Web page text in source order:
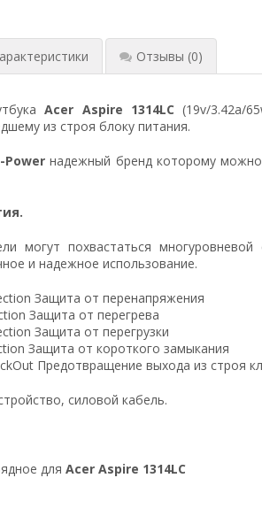
Отзывы (0)
Acer Aspire 1314LC (19v/3.42a/
из строя блоку питания.
Powerнадежный бренд которому можно
могут похвастаться
и надежное использование.
Защита от перенапряжения
Защита от перегрева
Защита от перегрузки
Защита от короткого замыкания
Предотвращение выхода из строя
силовой кабель.
для Acer Aspire 1314LC